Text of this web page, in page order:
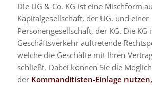
Die UG & Co. KG ist eine Mischform
Kapitalgesellschaft, der UG, und einer
Personengesellschaft, der KG. Die KG
Geschäftsverkehr auftretende
welche die Geschäfte mit Ihren
schließt. Dabei können Sie die
der Kommanditisten-Einlage